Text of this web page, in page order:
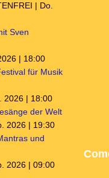
| Do.
Sven
| 18:00
für Musik
2026 | 18:00
der Welt
2026 | 19:30
und
2026 | 09:00